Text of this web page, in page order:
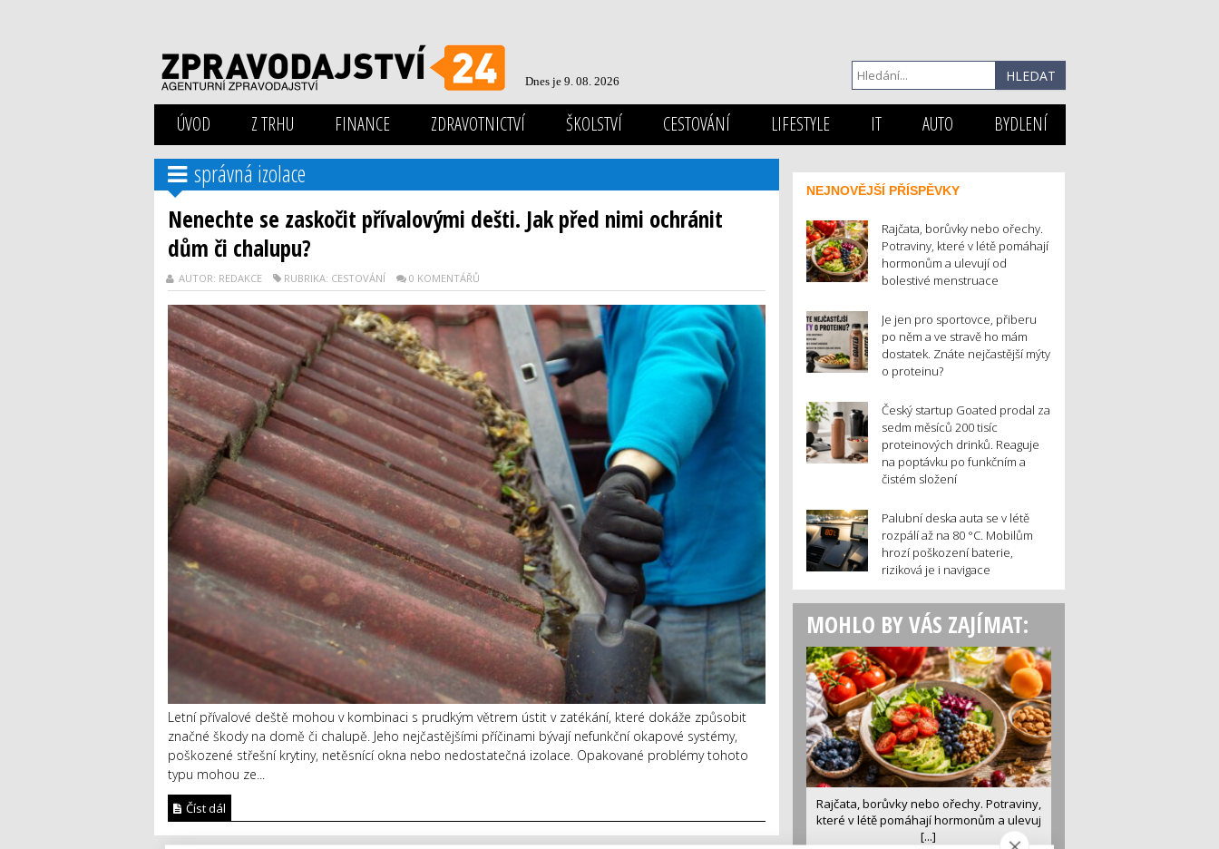
Dnes je 9. 08. 2026
ÚVOD Z TRHU FINANCE ZDRAVOTNICTVÍ ŠKOLSTVÍ CESTOVÁNÍ LIFESTYLE IT AUTO BYDLENÍ
správná izolace
Nenechte se zaskočit přívalovými dešti. Jak před nimi ochránit
dům či chalupu?
AUTOR: REDAKCE RUBRIKA: CESTOVÁNÍ 0 KOMENTÁŘŮ
Letní přívalové deště mohou v kombinaci s prudkým větrem ústit v zatékání, které dokáže způsobit
značné škody na domě či chalupě. Jeho nejčastějšími příčinami bývají nefunkční okapové systémy,
poškozené střešní krytiny, netěsnící okna nebo nedostatečná izolace. Opakované problémy tohoto
typu mohou ze...
Číst dál
NEJNOVĚJŠÍ PŘÍSPĚVKY
Rajčata, borůvky nebo ořechy.
Potraviny, které v létě pomáhají
hormonům a ulevují od
bolestivé menstruace
Je jen pro sportovce, přiberu
po něm a ve stravě ho mám
dostatek. Znáte nejčastější mýty
o proteinu?
Český startup Goated prodal za
sedm měsíců 200 tisíc
proteinových drinků. Reaguje
na poptávku po funkčním a
čistém složení
Palubní deska auta se v létě
rozpálí až na 80 °C. Mobilům
hrozí poškození baterie,
riziková je i navigace
MOHLO BY VÁS ZAJÍMAT:
Rajčata, borůvky nebo ořechy. Potraviny,
které v létě pomáhají hormonům a ulevuj
[...]